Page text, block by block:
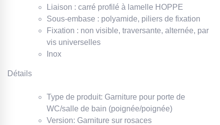
Liaison : carré profilé à lamelle HOPPE
Sous-embase : polyamide, piliers de fixation
Fixation : non visible, traversante, alternée, par
vis universelles
Inox
Détails
Type de produit: Garniture pour porte de
WC/salle de bain (poignée/poignée)
Version: Garniture sur rosaces